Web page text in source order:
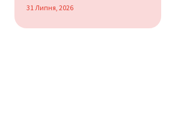
31 Липня, 2026